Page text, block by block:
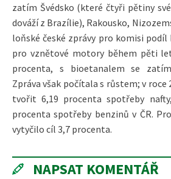
zatím Švédsko (které čtyři pětiny
dováží z Brazílie), Rakousko,
loňské české zprávy pro komisi
pro vznětové motory během pěti
procenta, s bioetanalem se
Zpráva však počítala s růstem; v roce
tvořit 6,19 procenta spotřeby
procenta spotřeby benzinů v ČR.
vytyčilo cíl 3,7 procenta.
NAPSAT KOMENTÁŘ